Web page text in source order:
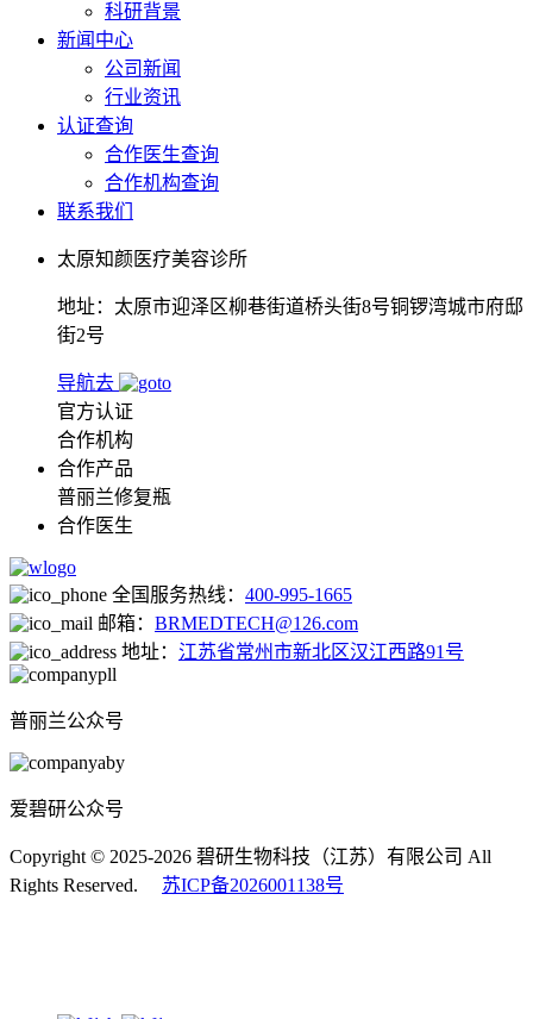
科研背景
新闻中心
公司新闻
行业资讯
认证查询
合作医生查询
合作机构查询
联系我们
太原知颜医疗美容诊所
地址：太原市迎泽区柳巷街道桥头街8号铜锣湾城市府邸
街2号
导航去
官方认证
合作机构
合作产品
普丽兰修复瓶
合作医生
全国服务热线： 400-995-1665
邮箱： BRMEDTECH@126.com
地址： 江苏省常州市新北区汉江西路91号
普丽兰公众号
爱碧研公众号
Copyright © 2025-2026 碧研生物科技（江苏）有限公司 All
Rights Reserved. 苏ICP备2026001138号